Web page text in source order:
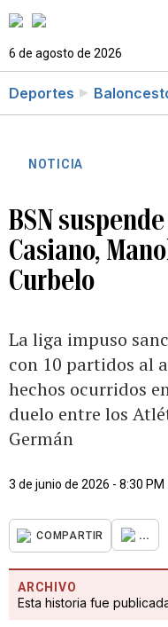
6 de agosto de 2026
Deportes
NOTICIA
BSN
Casiano,
Curbelo
La liga impuso
con 10 partidos al
hechos ocurridos
duelo entre los
Germán
3 de junio de 2026 - 8:30 PM
COMPARTIR ...
ARCHIVO
Esta historia fue